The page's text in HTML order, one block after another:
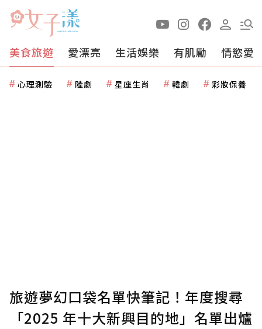
美食旅遊 愛漂亮 生活娛樂 有肌勵 情慾愛
心理測驗 陸劇 星座生肖 韓劇 彩妝保養
旅遊夢幻口袋名單快筆記！年度搜尋
「2025 年十大新興目的地」名單出爐